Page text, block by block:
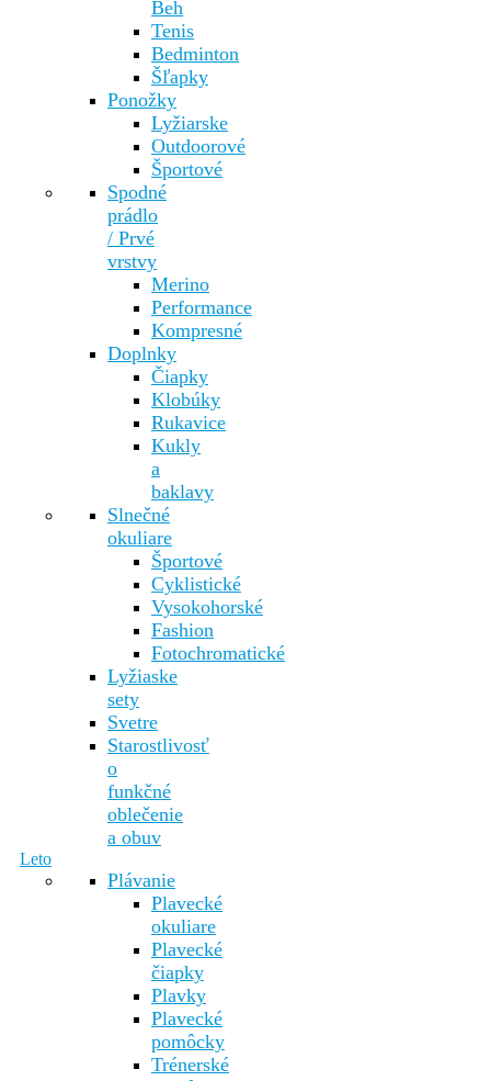
Beh
Tenis
Bedminton
Šľapky
Ponožky
Lyžiarske
Outdoorové
Športové
Spodné
prádlo
/ Prvé
vrstvy
Merino
Performance
Kompresné
Doplnky
Čiapky
Klobúky
Rukavice
Kukly
a
baklavy
Slnečné
okuliare
Športové
Cyklistické
Vysokohorské
Fashion
Fotochromatické
Lyžiaske
sety
Svetre
Starostlivosť
o
funkčné
oblečenie
a obuv
Leto
Plávanie
Plavecké
okuliare
Plavecké
čiapky
Plavky
Plavecké
pomôcky
Trénerské